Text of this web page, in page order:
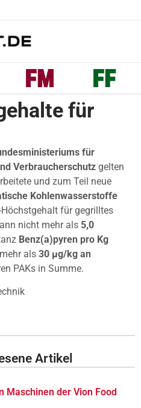
für
für
Verbraucherschutz gelten
und zum Teil neue
Kohlenwasserstoffe
für gegrilltes
nicht mehr als 5,0
Benz(a)pyren pro Kg
als 30 µg/kg an
PAKs in Summe.
Artikel
Maschinen der Vion Food